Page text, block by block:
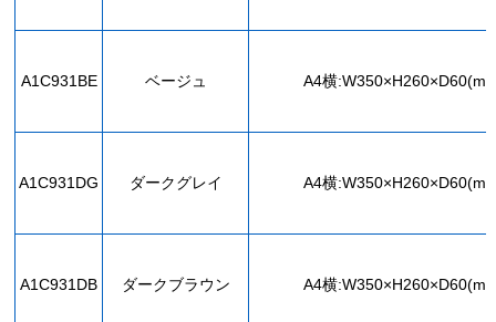
A1C931BE ベージュ A4横
A1C931DG ダークグレイ A4横
A1C931DB ダークブラウン A4横